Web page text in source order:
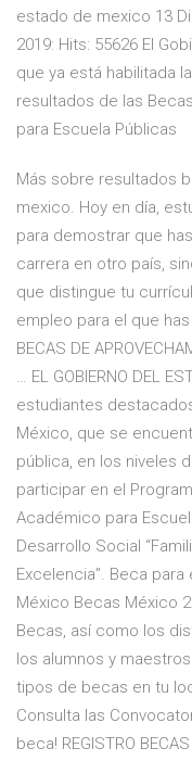
estado de mexico 13
2019: Hits: 55626 El
que ya está habilitada
resultados de las
para Escuela Públicas
Más sobre resultados
mexico. Hoy en día,
para demostrar que
carrera en otro país,
que distingue tu
empleo para el que
BECAS DE
… EL GOBIERNO DEL
estudiantes
México, que se
pública, en los niveles
participar en el
Académico para
Desarrollo Social
Excelencia”. Beca
México Becas México
Becas, así como los
los alumnos y
tipos de becas en tu
Consulta las
beca! REGISTRO